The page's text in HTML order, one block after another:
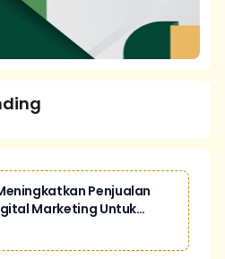
Penjualan
Marketing Untuk
Lebih Kompetitif